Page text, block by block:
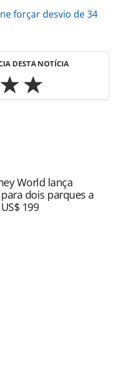
forçar desvio de 34
DESTA NOTÍCIA
ter-aeroporto-
ou as
Todo o conteúdo
é protegido pela
autoral. Não reproduza o
World lança
dois parques a
199